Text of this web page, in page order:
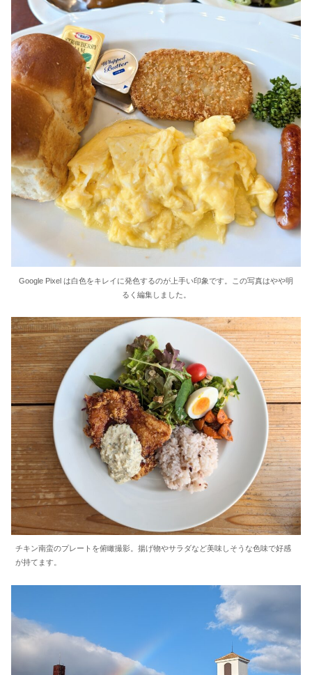
Google Pixel は白色をキレイに発色するのが上手い印象です。この写真はやや明
るく編集しました。
チキン南蛮のプレートを俯瞰撮影。揚げ物やサラダなど美味しそうな色味で好感
が持てます。